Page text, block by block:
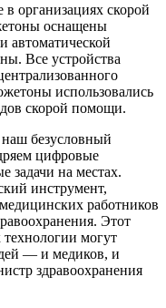
организациях скорой
оснащены
автоматической
Все устройства
использовались
скорой помощи.
безусловный
цифровые
задачи на местах.
инструмент,
работников
Этот
могут
— и медиков, и
здравоохранения